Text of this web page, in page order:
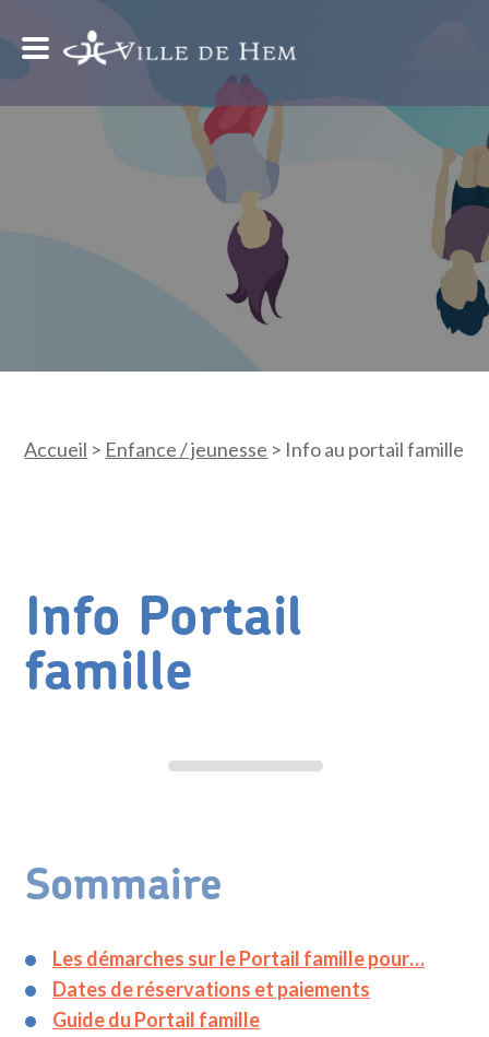
Accueil > Enfance / jeunesse > Info au portail famille
Info Portail
famille
Sommaire
Les démarches sur le Portail famille pour…
Dates de réservations et paiements
Guide du Portail famille